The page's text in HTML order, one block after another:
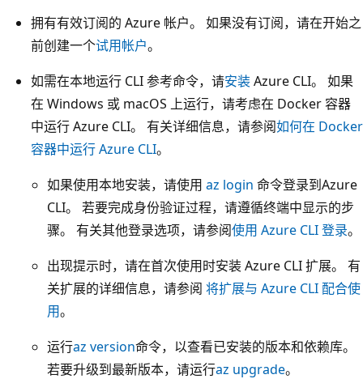
拥有有效订阅的 Azure 帐户。 如果没有订阅，请在开始之
前创建一个试用帐户。
如需在本地运行 CLI 参考命令，请安装Azure CLI。 如果
在 Windows 或 macOS 上运行，请考虑在 Docker 容器
中运行 Azure CLI。 有关详细信息，请参阅如何在 Docker
容器中运行 Azure CLI。
如果使用本地安装，请使用 az login 命令登录到Azure
CLI。 若要完成身份验证过程，请遵循终端中显示的步
骤。 有关其他登录选项，请参阅使用 Azure CLI 登录。
出现提示时，请在首次使用时安装 Azure CLI 扩展。 有
关扩展的详细信息，请参阅 将扩展与 Azure CLI 配合使
用。
运行az version命令，以查看已安装的版本和依赖库。
若要升级到最新版本，请运行az upgrade。